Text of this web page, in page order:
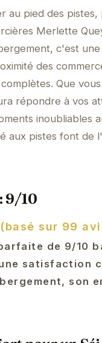
au pied des
Merlette
c'est
des
Que
répondre à vos
inoubliables
aux pistes font de
9/10
sur 99
de 9/10
satisfaction
son